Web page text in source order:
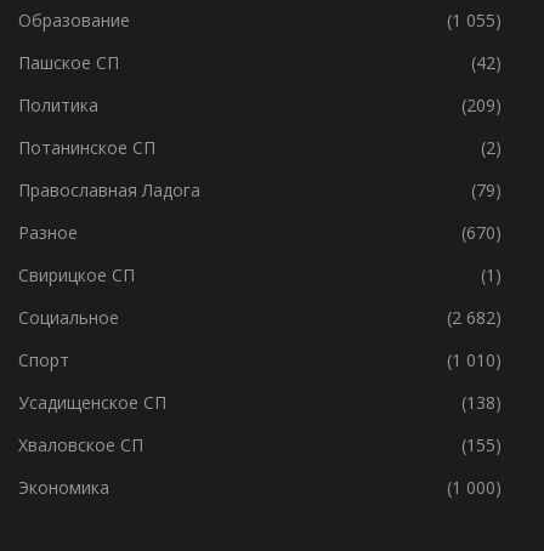
МО Г.Волхов
(238)
Образование
(1 055)
Пашское СП
(42)
Политика
(209)
Потанинское СП
(2)
Православная Ладога
(79)
Разное
(670)
Свирицкое СП
(1)
Социальное
(2 682)
Спорт
(1 010)
Усадищенское СП
(138)
Хваловское СП
(155)